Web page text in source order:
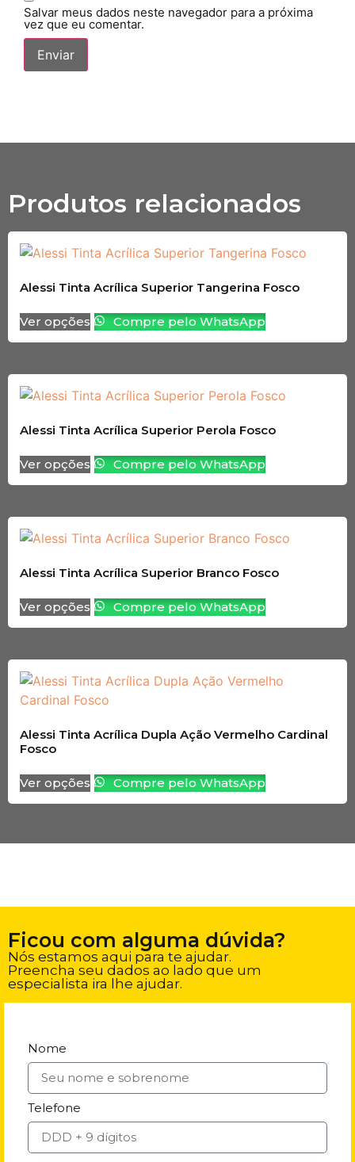
Salvar meus dados neste navegador para a próxima
vez que eu comentar.
Produtos relacionados
Alessi Tinta Acrílica Superior Tangerina Fosco
Ver opções Compre pelo WhatsApp
Alessi Tinta Acrílica Superior Perola Fosco
Ver opções Compre pelo WhatsApp
Alessi Tinta Acrílica Superior Branco Fosco
Ver opções Compre pelo WhatsApp
Alessi Tinta Acrílica Dupla Ação Vermelho Cardinal
Fosco
Ver opções Compre pelo WhatsApp
Ficou com alguma dúvida?
Nós estamos aqui para te ajudar.
Preencha seu dados ao lado que um
especialista ira lhe ajudar.
Nome
Telefone